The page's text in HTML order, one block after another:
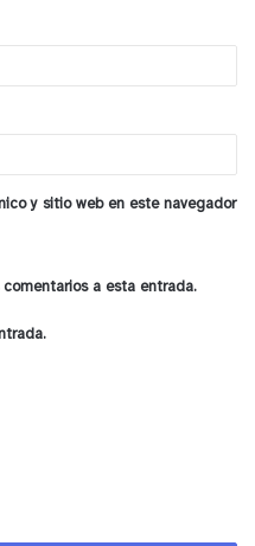
y sitio web en este navegador
a esta entrada.